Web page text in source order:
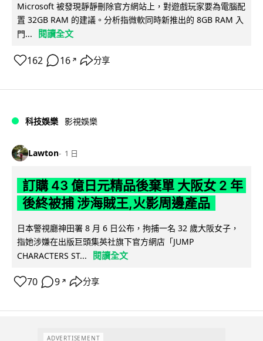
Microsoft 被發現靜靜刪除官方網站上，對遊戲玩家要為電腦配
置 32GB RAM 的建議。分析指微軟同時新推出的 8GB RAM 入
門...
閱讀全文
162 16 ↗ 分享
科技娛樂 影視娛樂
Lawton 1 日
訂購 43 億日元精品後棄單 大阪女 2 年
後終被捕 涉海賊王,火影周邊產品
日本警視廳神田署 8 月 6 日公布，拘捕一名 32 歲大阪女子，
指她涉嫌在出版巨頭集英社旗下官方網店「JUMP
CHARACTERS ST...
閱讀全文
70 9 ↗ 分享
ADVERTISEMENT